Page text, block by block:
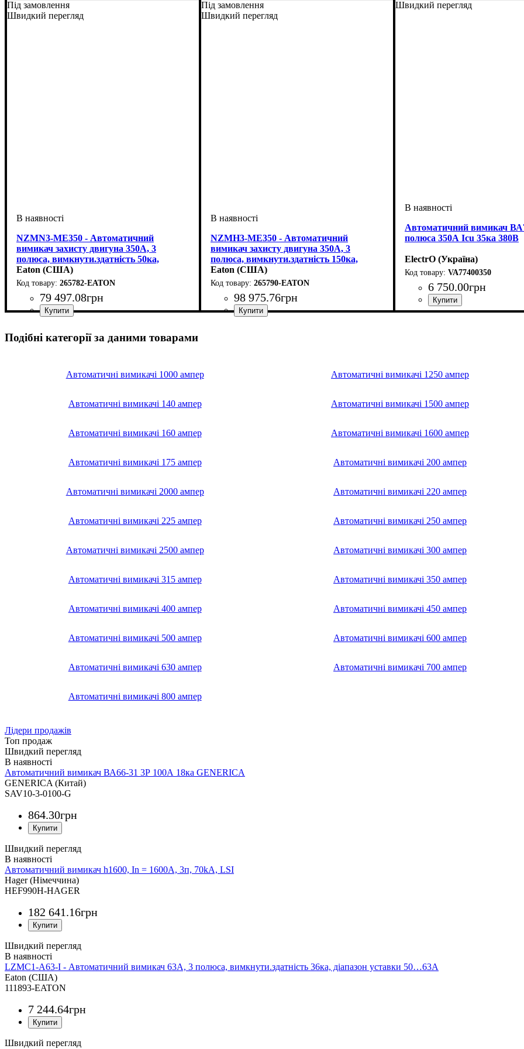
(ТМ)
(ТМ)
Під замовлення
Швидкий перегляд
NZMN3-ME350 - Автоматичний
вимикач захисту двигуна 350А, 3
полюса, вимкнути.здатність 50ка,
електронний розчіплювач
Eaton (США)
265782-EATON
79 497.08грн
Під замовлення
Швидкий перегляд
NZMH3-ME350 - Автоматичний
вимикач захисту двигуна 350А, 3
полюса, вимкнути.здатність 150ка,
електронний розчіплювач
Eaton (США)
265790-EATON
98 975.76грн
Швидкий перегляд
Автоматичний вимикач
полюса 350А Icu 35ка 380В
ElectrO (Україна)
VA77400350
6 750.00грн
Обладнання: автомат
Номінальний струм, А: 350
Кількість полюсів: 3
Вимикаюча здатність, kA: 35
Розчіплювач: тепловий і
Серія: ВА77-1
Подібні категорії за даними товарами
Автоматичні вимикачі 1000 ампер Автоматичні вимикачі 1250 ампер
Автоматичні вимикачі 140 ампер Автоматичні вимикачі 1500 ампер
Автоматичні вимикачі 160 ампер Автоматичні вимикачі 1600 ампер
Автоматичні вимикачі 175 ампер Автоматичні вимикачі 200 ампер
Автоматичні вимикачі 2000 ампер Автоматичні вимикачі 220 ампер
Автоматичні вимикачі 225 ампер Автоматичні вимикачі 250 ампер
Автоматичні вимикачі 2500 ампер Автоматичні вимикачі 300 ампер
Автоматичні вимикачі 315 ампер Автоматичні вимикачі 350 ампер
Автоматичні вимикачі 400 ампер Автоматичні вимикачі 450 ампер
Автоматичні вимикачі 500 ампер Автоматичні вимикачі 600 ампер
Автоматичні вимикачі 630 ампер Автоматичні вимикачі 700 ампер
Автоматичні вимикачі 800 ампер
Лідери продажів
Топ продаж
Швидкий перегляд
Автоматичний вимикач ВА66-31 3Р 100А 18ка GENERICA
GENERICA (Китай)
SAV10-3-0100-G
864.30грн
Швидкий перегляд
Автоматичний вимикач h1600, In = 1600А, 3п, 70kA, LSI
Hager (Німеччина)
HEF990H-HAGER
182 641.16грн
Швидкий перегляд
LZMC1-A63-I - Автоматичний вимикач 63А, 3 полюса, вимкнути.здатність 36ка, діапазон уставки 50…63А
Eaton (США)
111893-EATON
7 244.64грн
Швидкий перегляд